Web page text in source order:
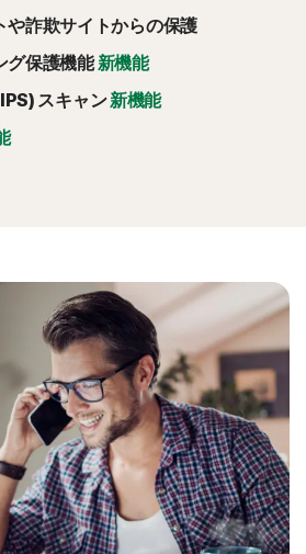
や詐欺サイトからの保護
グ保護機能新機能
スキャン新機能